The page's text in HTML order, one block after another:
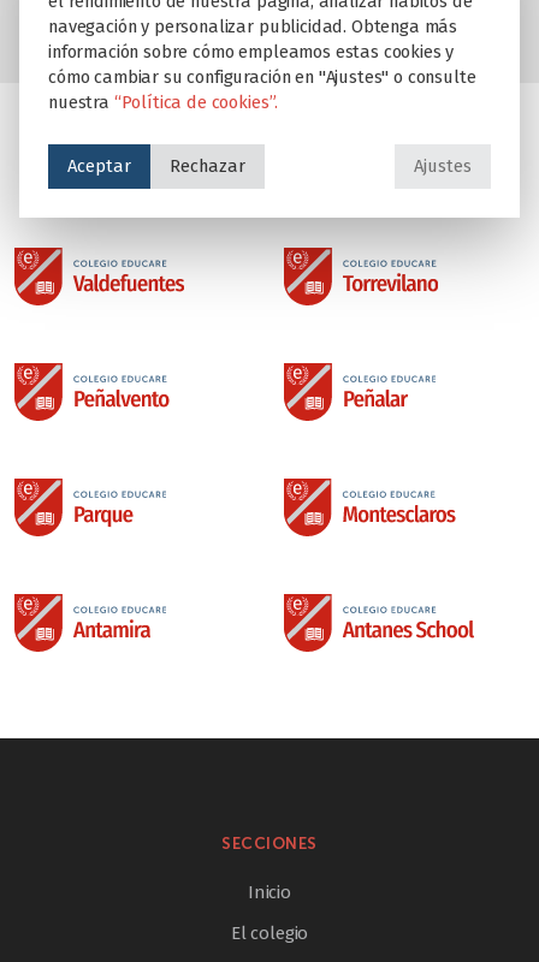
Colegios del Grupo Educare
SECCIONES
Inicio
El colegio
navegación y personalizar publicidad. Obtenga más
información sobre cómo empleamos estas cookies y
cómo cambiar su configuración en "Ajustes" o consulte
nuestra “Política de cookies”.
Aceptar Rechazar Ajustes